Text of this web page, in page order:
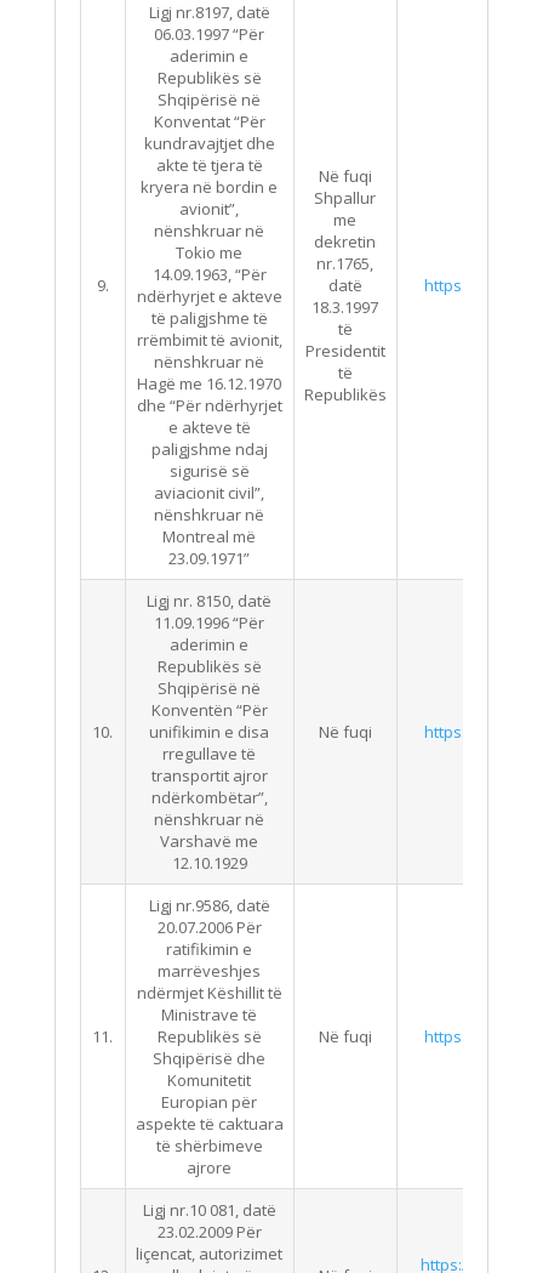
9.
Ligj nr.8197, datë
06.03.1997 “Për
aderimin e
Republikës së
Shqipërisë në
Konventat “Për
kundravajtjet dhe
akte të tjera të
kryera në bordin e
avionit”,
nënshkruar në
Tokio me
14.09.1963, “Për
ndërhyrjet e akteve
të paligjshme të
rrëmbimit të avionit,
nënshkruar në
Hagë me 16.12.1970
dhe “Për ndërhyrjet
e akteve të
paligjshme ndaj
sigurisë së
aviacionit civil”,
nënshkruar në
Montreal më
23.09.1971”
Në fuqi
Shpallur
me
dekretin
nr.1765,
datë
18.3.1997
të
Presidentit
të
Republikës
https://
10.
Ligj nr. 8150, datë
11.09.1996 “Për
aderimin e
Republikës së
Shqipërisë në
Konventën “Për
unifikimin e disa
rregullave të
transportit ajror
ndërkombëtar”,
nënshkruar në
Varshavë me
12.10.1929
Në fuqi https://
11.
Ligj nr.9586, datë
20.07.2006 Për
ratifikimin e
marrëveshjes
ndërmjet Këshillit të
Ministrave të
Republikës së
Shqipërisë dhe
Komunitetit
Europian për
aspekte të caktuara
të shërbimeve
ajrore
Në fuqi https://
Ligj nr.10 081, datë
23.02.2009 Për
liçencat, autorizimet
https://